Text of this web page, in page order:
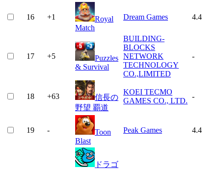
16 +1
Royal
Match
Dream Games 4.4
17 +5
Puzzles
& Survival
BUILDING-
BLOCKS
NETWORK
TECHNOLOGY
CO.,LIMITED
-
18 +63
信長の
野望 覇道
KOEI TECMO
GAMES CO., LTD.
-
19 -
Toon
Blast
Peak Games 4.4
ドラゴ